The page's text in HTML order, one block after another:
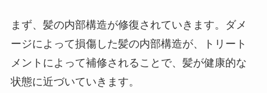
まず、髪の内部構造が修復されていきます。ダメ
ージによって損傷した髪の内部構造が、トリート
メントによって補修されることで、髪が健康的な
状態に近づいていきます。